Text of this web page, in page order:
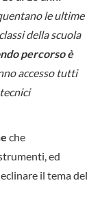
le ultime
della scuola
percorso è
accesso tutti
che
ed
il tema del